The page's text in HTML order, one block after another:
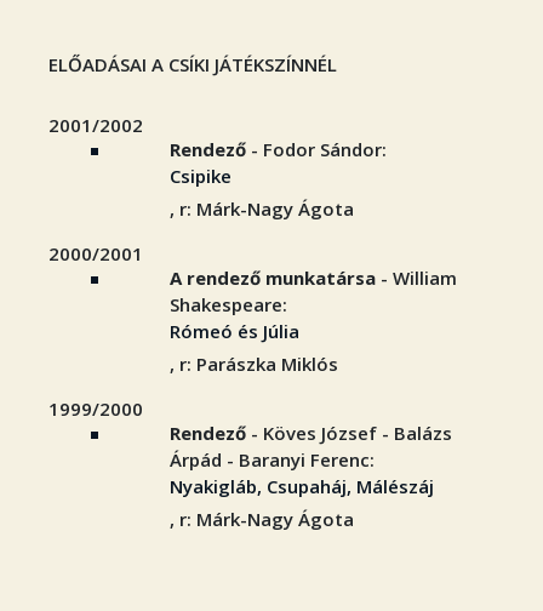
ELŐADÁSAI A CSÍKI JÁTÉKSZÍNNÉL
2001/2002
Rendező - Fodor Sándor:
Csipike
, r: Márk-Nagy Ágota
2000/2001
A rendező munkatársa - William
Shakespeare:
Rómeó és Júlia
, r: Parászka Miklós
1999/2000
Rendező - Köves József - Balázs
Árpád - Baranyi Ferenc:
Nyakigláb, Csupaháj, Málészáj
, r: Márk-Nagy Ágota